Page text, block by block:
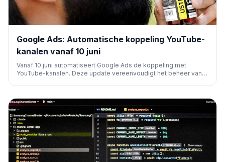
Google Ads: Automatische koppeling YouTube-
kanalen vanaf 10 juni
Vanaf 10 juni automatiseert Google Ads de koppeling met
YouTube-kanalen. Deze update vereenvoudigt het beheer van
adverteren mogelijk maakt.